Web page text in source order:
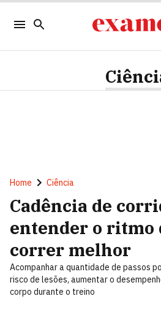
Home Ciência
Cadência de
entender o ritmo
correr melhor
Acompanhar a quantidade de passos
risco de lesões, aumentar o
corpo durante o treino